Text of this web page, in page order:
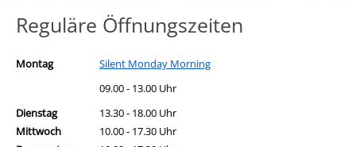
Reguläre Öffnungszeiten
Montag
Silent Monday Morning
09.00 - 13.00 Uhr
Dienstag
13.30 - 18.00 Uhr
Mittwoch
10.00 - 17.30 Uhr